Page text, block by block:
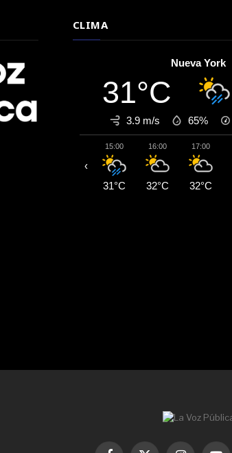
CLIMA
Nueva York
31°C
3.9 m/s 65%
15:00
31°C
16:00
32°C
17:00
32°C
‹